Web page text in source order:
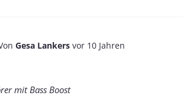
Gesa Lankers vor 10 Jahren
mit Bass Boost